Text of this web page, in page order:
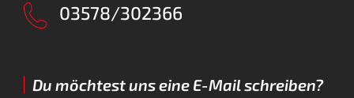
03578/302366
Du möchtest uns eine E-Mail schreiben?